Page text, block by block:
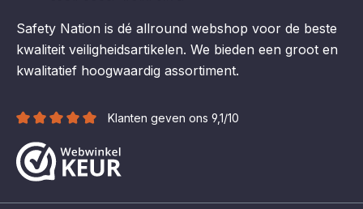
Safety Nation is dé allround webshop voor de beste
kwaliteit veiligheidsartikelen. We bieden een groot en
kwalitatief hoogwaardig assortiment.
Klanten geven ons 9,1/10